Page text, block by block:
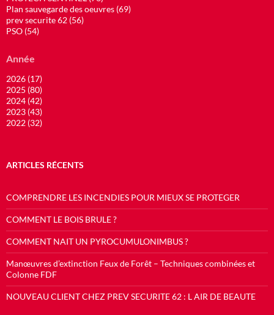
Plan sauvegarde des oeuvres (69)
prev securite 62 (56)
PSO (54)
Année
2026 (17)
2025 (80)
2024 (42)
2023 (43)
2022 (32)
ARTICLES RÉCENTS
COMPRENDRE LES INCENDIES POUR MIEUX SE PROTEGER
COMMENT LE BOIS BRULE ?
COMMENT NAIT UN PYROCUMULONIMBUS ?
Manœuvres d’extinction Feux de Forêt – Techniques combinées et
Colonne FDF
NOUVEAU CLIENT CHEZ PREV SECURITE 62 : L AIR DE BEAUTE